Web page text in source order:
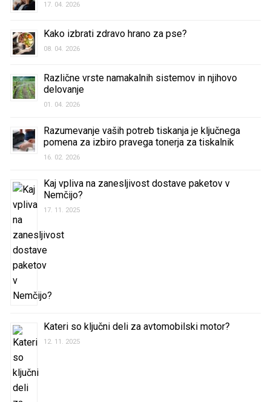
17. 04. 2026
Kako izbrati zdravo hrano za pse?
08. 04. 2026
Različne vrste namakalnih sistemov in njihovo
delovanje
01. 04. 2026
Razumevanje vaših potreb tiskanja je ključnega
pomena za izbiro pravega tonerja za tiskalnik
16. 02. 2026
Kaj vpliva na zanesljivost dostave paketov v
Nemčijo?
17. 11. 2025
Kateri so ključni deli za avtomobilski motor?
12. 11. 2025